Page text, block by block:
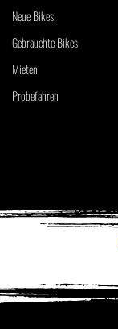
Neue Bikes
Gebrauchte Bikes
Mieten
Probefahren